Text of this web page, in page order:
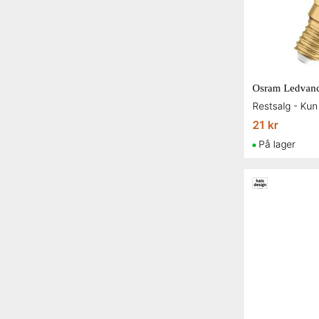
21 kr
På lager